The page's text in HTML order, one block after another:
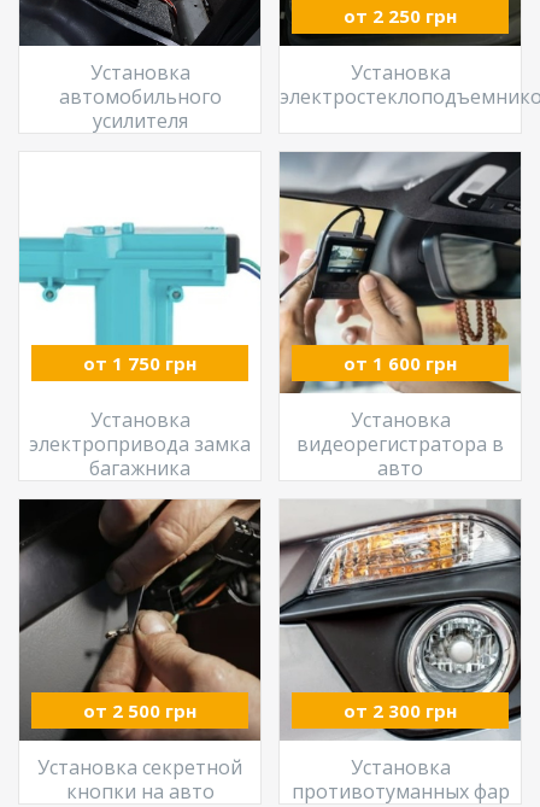
Установка
автомобильного
усилителя
от 2 250 грн
Установка
от 1 750 грн
Установка
электропривода замка
багажника
от 1 600 грн
Установка
видеорегистратора в
авто
от 2 500 грн
Установка секретной
кнопки на авто
от 2 300 грн
Установка
противотуманных фар